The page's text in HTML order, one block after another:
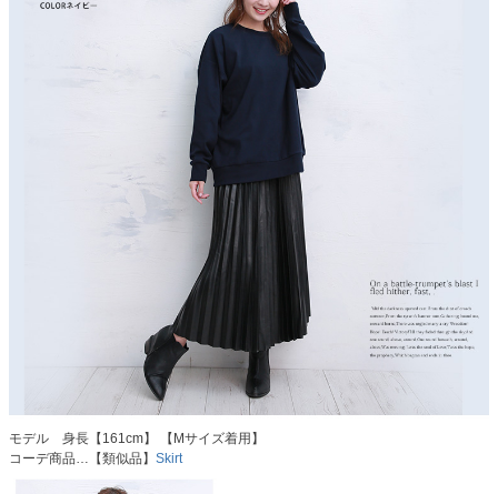
モデル 身長【161cm】 【Mサイズ着用】
コーデ商品…【類似品】 Skirt